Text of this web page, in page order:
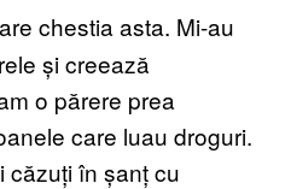
chestia asta. Mi-au
și creează
o părere prea
care luau droguri.
căzuți în șanț cu